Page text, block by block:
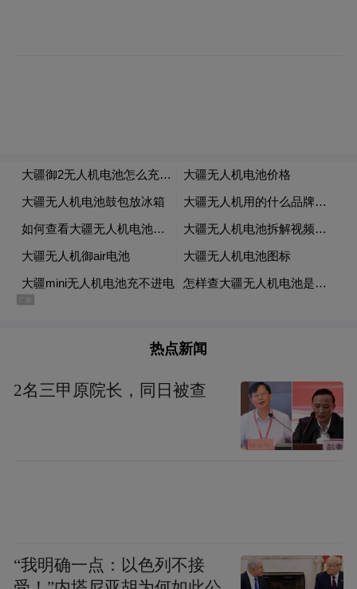
布，本平台仅提供信息存储空间服务。
Notice: The content above (including the videos,
pictures and audios if any) is uploaded and posted
platform and merely provides information storage
space services.”
热点新闻
2名三甲原院长，同日被查
“我明确一点：以色列不接